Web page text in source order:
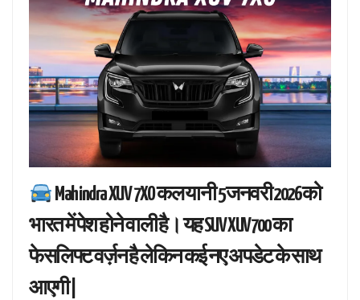
Mahindra XUV 7XO कल यानी 5 जनवरी 2026 को
भारत में पेश होने वाली है। यह SUV XUV700 का
फेसलिफ्ट वर्ज़न है लेकिन कई नए अपडेट के साथ
आएगी |